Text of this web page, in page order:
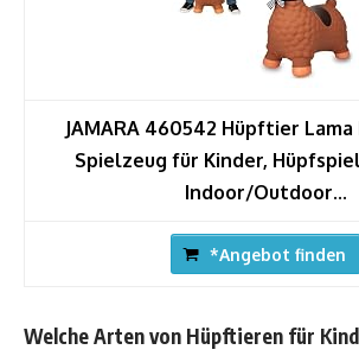
JAMARA 460542 Hüpftier
Spielzeug für Kinder,
Indoor/Outdoor...
*Angebot finden
Welche Arten von Hüpftieren für